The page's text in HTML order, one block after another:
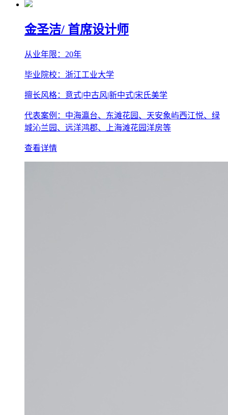
金圣洁/ 首席设计师
从业年限：20年
毕业院校：浙江工业大学
擅长风格：意式|中古风|新中式|宋氏美学
代表案例：中海瀛台、东滩花园、天安象屿西江悦、绿
城沁兰园、远洋鸿郡、上海滩花园洋房等
查看详情